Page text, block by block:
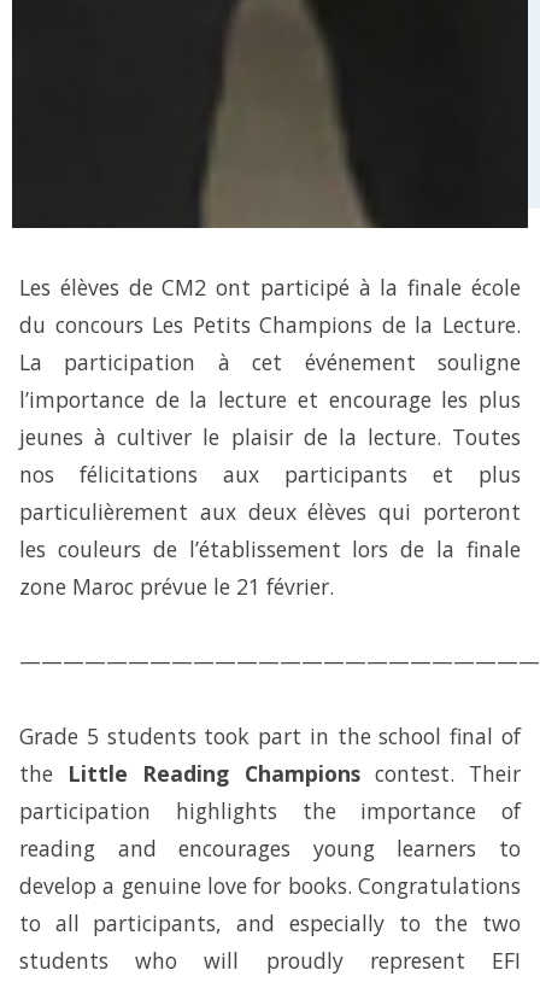
Les élèves de CM2 ont participé à la finale école
du concours Les Petits Champions de la Lecture.
La participation à cet événement souligne
l’importance de la lecture et encourage les plus
jeunes à cultiver le plaisir de la lecture. Toutes
nos félicitations aux participants et plus
particulièrement aux deux élèves qui porteront
les couleurs de l’établissement lors de la finale
zone Maroc prévue le 21 février.
Grade 5 students took part in the school final of
the Little Reading Championscontest. Their
participation highlights the importance of
reading and encourages young learners to
develop a genuine love for books. Congratulations
to all participants, and especially to the two
students who will proudly represent EFI